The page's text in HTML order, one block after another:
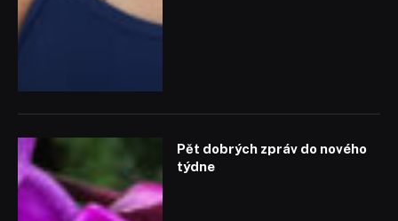
Pět dobrých zpráv do nového
týdne